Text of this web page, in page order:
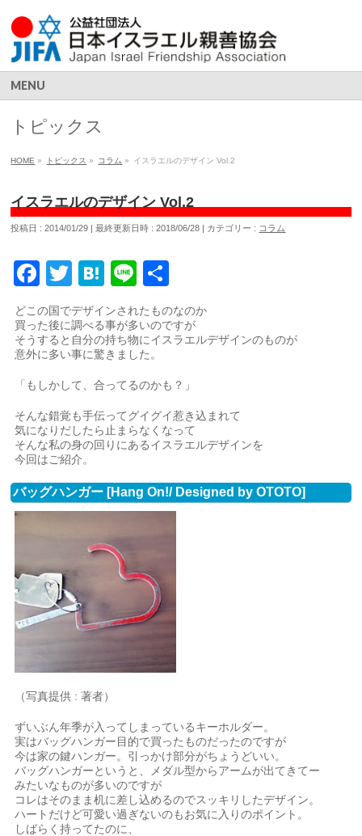
MENU
トピックス
HOME » トピックス » コラム » イスラエルのデザイン Vol.2
イスラエルのデザイン Vol.2
投稿日 : 2014/01/29 最終更新日時 : 2018/06/28 カテゴリー : コラム
Facebook
Twitter
Hatena
Line
有
どこの国でデザインされたものなのか
買った後に調べる事が多いのですが
そうすると自分の持ち物にイスラエルデザインのものが
意外に多い事に驚きました。
「もしかして、合ってるのかも？」
そんな錯覚も手伝ってグイグイ惹き込まれて
気になりだしたら止まらなくなって
そんな私の身の回りにあるイスラエルデザインを
今回はご紹介。
バッグハンガー [Hang On!/ Designed by OTOTO]
（写真提供 : 著者）
ずいぶん年季が入ってしまっているキーホルダー。
実はバッグハンガー目的で買ったものだったのですが
今は家の鍵ハンガー。引っかけ部分がちょうどいい。
バッグハンガーというと、メダル型からアームが出てきてー
みたいなものが多いのですが
コレはそのまま机に差し込めるのでスッキリしたデザイン。
ハートだけど可愛い過ぎないのもお気に入りのポイント。
しばらく持ってたのに、